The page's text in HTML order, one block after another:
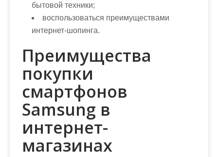
бытовой техники;
воспользоваться преимуществами
интернет-шопинга.
Преимущества
покупки
смартфонов
Samsung в
интернет-
магазинах